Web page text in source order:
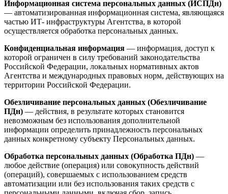
Информационная система персональных данных (ИСПДн)
— автоматизированная информационная система, являющаяся
частью ИТ- инфраструктуры Агентства, в которой
осуществляется обработка персональных данных.
Конфиденциальная информация — информация, доступ к
которой ограничен в силу требований законодательства
Российской Федерации, локальных нормативных актов
Агентства и международных правовых норм, действующих на
территории Российской Федерации.
Обезличивание персональных данных (Обезличивание
ПДн) — действия, в результате которых становится
невозможным без использования дополнительной
информации определить принадлежность персональных
данных конкретному субъекту Персональных данных.
Обработка персональных данных (Обработка ПДн) —
любое действие (операция) или совокупность действий
(операций), совершаемых с использованием средств
автоматизации или без использования таких средств с